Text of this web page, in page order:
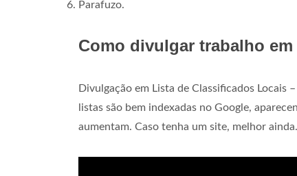
Parafuzo.
Como divulgar trabalho em
Divulgação em Lista de Classificados Locais
listas são bem indexadas no Google,
aumentam. Caso tenha um site, melhor ainda.